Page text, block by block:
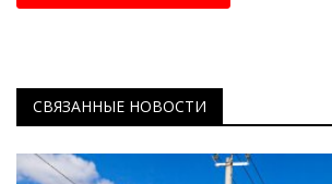
СВЯЗАННЫЕ НОВОСТИ